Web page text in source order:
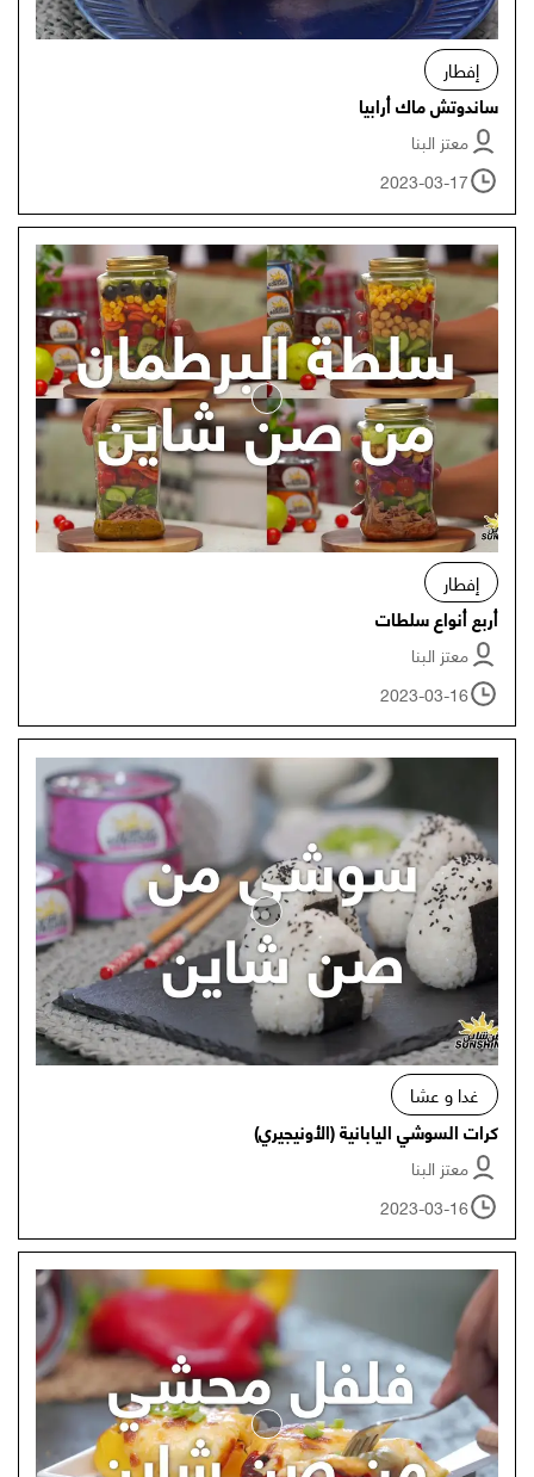
إفطار
ساندوتش ماك أرابيا
معتز البنا
2023-03-17
إفطار
أربع أنواع سلطات
معتز البنا
2023-03-16
غدا و عشا
كرات السوشي اليابانية (الأونيجيري)
معتز البنا
2023-03-16